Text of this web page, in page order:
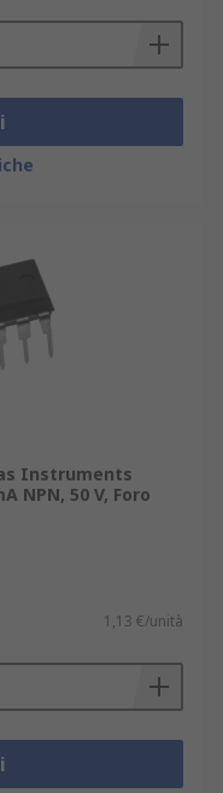
Instruments
NPN, 50 V, Foro
1,13 €/unità